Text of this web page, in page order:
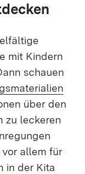
mit Kindern
schauen
Fenster)
über den
zu leckeren
allem für
in der Kita